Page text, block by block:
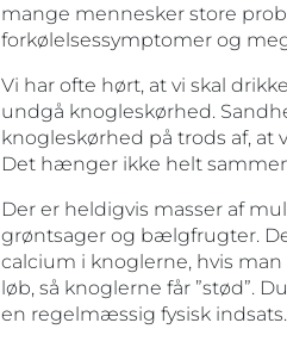
mange mennesker store
forkølelsessymptomer og
Vi har ofte hørt, at vi skal
undgå knogleskørhed.
knogleskørhed på trods af,
Det hænger ikke helt
Der er heldigvis masser af
grøntsager og bælgfrugter.
calcium i knoglerne, hvis
løb, så knoglerne får ”stød”.
en regelmæssig fysisk indsats.